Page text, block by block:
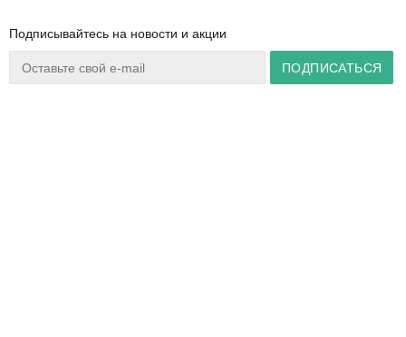
Подписывайтесь на новости и акции